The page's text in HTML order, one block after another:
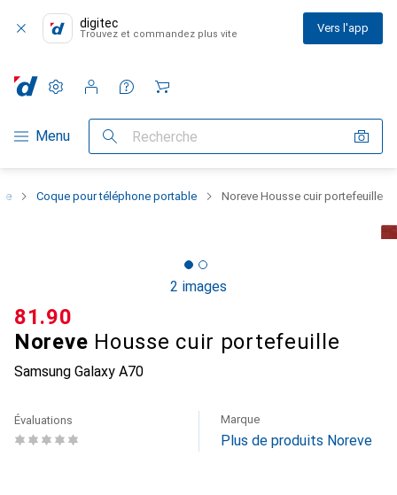
digitec
Trouvez et commandez plus vite Vers l'app
Navigation par catégorie
Menu Recherche
Paramètres
Compte client
Listes de comparaison
Listes d'envies
Panier
Coque pour téléphone portable Noreve Housse cuir portefeuille
2 images
Noreve Housse cuir portefeuille
Samsung Galaxy A70
CHF
81.90
Évaluations Marque
Plus de produits Noreve